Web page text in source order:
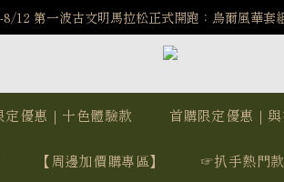
12 第一波古文明馬拉松正式開跑：烏爾風華套
12 第一波古文明馬拉松正式開跑：烏爾風華套
8/25 神秘星象學系列｜獅子座時區 項鍊 X 戒指
12 第一波古文明馬拉松正式開跑：烏爾風華套組
定優惠｜十色體驗款 首購限定優惠｜
【周邊加價購專區】 ☞扒手熱門款